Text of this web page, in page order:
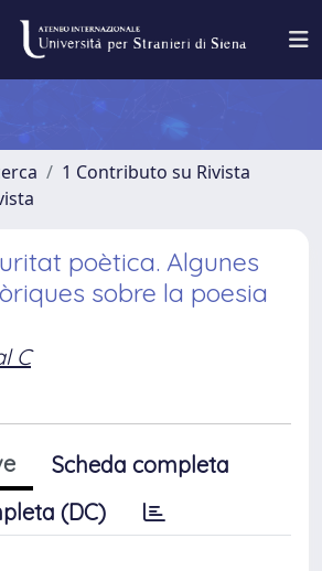
1 Contributo su Rivista
poètica. Algunes
sobre la poesia
C
Scheda completa
(DC)